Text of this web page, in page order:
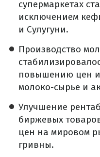
супермаркетах
исключением
и Сулугуни.
Производство
повышению цен
молоко-сырье и
Улучшение
биржевых
цен на мировом
гривны.